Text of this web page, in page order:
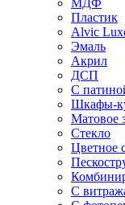
МДФ
Пластик
Alvic
Эмаль
Акрил
ДСП
С
Шкафы-
Матовое
Стекло
Цветное
С